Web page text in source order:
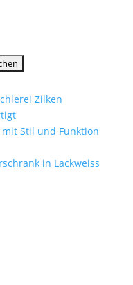
Zilken
Stil und Funktion
in Lackweiss